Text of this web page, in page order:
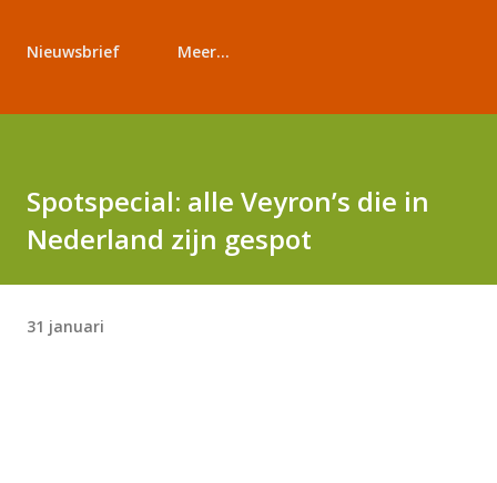
Nieuwsbrief Meer…
Spotspecial: alle Veyron’s die in
Nederland zijn gespot
31 januari